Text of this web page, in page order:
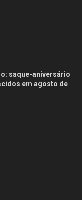
saque-aniversário
em agosto de